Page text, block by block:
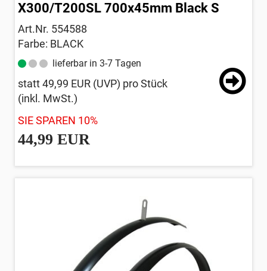
X300/T200SL 700x45mm Black S
Art.Nr. 554588
Farbe: BLACK
lieferbar in 3-7 Tagen
statt49,99 EUR (UVP) pro Stück
(inkl. MwSt.)
SIE SPAREN 10%
44,99 EUR